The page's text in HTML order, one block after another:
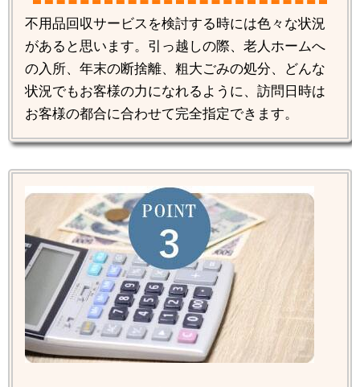
不用品回収サービスを検討する時には色々な状況
があると思います。引っ越しの際、老人ホームへ
の入所、年末の断捨離、粗大ごみの処分、どんな
状況でもお客様の力になれるように、訪問日時は
お客様の都合に合わせて完全指定できます。